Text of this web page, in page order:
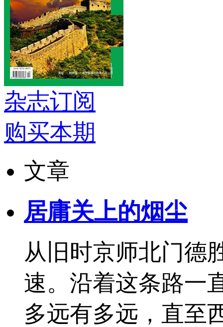
杂志订阅
购买本期
文章
居庸关上的烟尘
从旧时京师北门德
速。沿着这条路一
多远有多远，直至